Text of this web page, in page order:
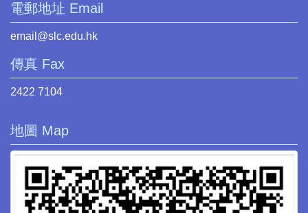
電郵地址 Email
email@slc.edu.hk
傳真 Fax
2422 7104
地圖 Map